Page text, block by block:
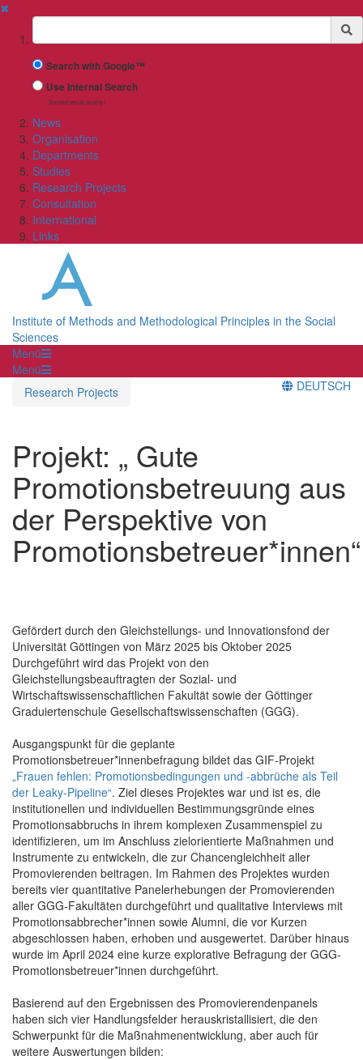
✖
Suchbegriff
Search with Google™
Use Internal Search
(limited result quality)
News
Organisation
Departments
Studies
Research Projects
Consultation
International
Links
Institute of Methods and Methodological Principles in the Social
Sciences
Menü
Menü
Research Projects
DEUTSCH
Projekt: „ Gute
Promotionsbetreuung aus
der Perspektive von
Promotionsbetreuer*innen“
Gefördert durch den Gleichstellungs- und Innovationsfond der
Universität Göttingen von März 2025 bis Oktober 2025
Durchgeführt wird das Projekt von den
Gleichstellungsbeauftragten der Sozial- und
Wirtschaftswissenschaftlichen Fakultät sowie der Göttinger
Graduiertenschule Gesellschaftswissenschaften (GGG).
Ausgangspunkt für die geplante
Promotionsbetreuer*innenbefragung bildet das GIF-Projekt
„Frauen fehlen: Promotionsbedingungen und -abbrüche als Teil
der Leaky-Pipeline“. Ziel dieses Projektes war und ist es, die
institutionellen und individuellen Bestimmungsgründe eines
Promotionsabbruchs in ihrem komplexen Zusammenspiel zu
identifizieren, um im Anschluss zielorientierte Maßnahmen und
Instrumente zu entwickeln, die zur Chancengleichheit aller
Promovierenden beitragen. Im Rahmen des Projektes wurden
bereits vier quantitative Panelerhebungen der Promovierenden
aller GGG-Fakultäten durchgeführt und qualitative Interviews mit
Promotionsabbrecher*innen sowie Alumni, die vor Kurzen
abgeschlossen haben, erhoben und ausgewertet. Darüber hinaus
wurde im April 2024 eine kurze explorative Befragung der GGG-
Promotionsbetreuer*innen durchgeführt.
Basierend auf den Ergebnissen des Promovierendenpanels
haben sich vier Handlungsfelder herauskristallisiert, die den
Schwerpunkt für die Maßnahmenentwicklung, aber auch für
weitere Auswertungen bilden: